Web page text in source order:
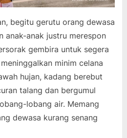
begitu gerutu orang dewasa
anak-anak justru merespon
gembira untuk segera
minim celana
hujan, kadang berebut
talang dan bergumul
lobang air. Memang
dewasa kurang senang